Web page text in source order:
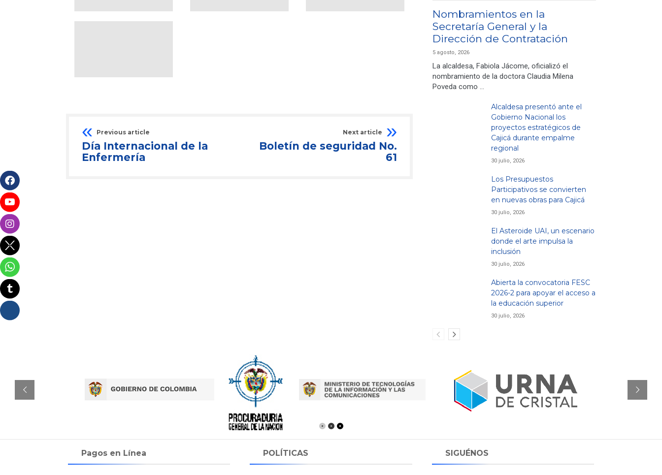
Previous article
Día Internacional de la
Enfermería
Next article
Boletín de seguridad No.
61
Nombramientos en la
Secretaría General y la
Dirección de Contratación
5 agosto, 2026
La alcaldesa, Fabiola Jácome, oficializó el
nombramiento de la doctora Claudia Milena
Poveda como …
Alcaldesa presentó ante el
Gobierno Nacional los
proyectos estratégicos de
Cajicá durante empalme
regional
30 julio, 2026
Los Presupuestos
Participativos se convierten
en nuevas obras para Cajicá
30 julio, 2026
El Asteroide UAI, un escenario
donde el arte impulsa la
inclusión
30 julio, 2026
Abierta la convocatoria FESC
2026-2 para apoyar el acceso a
la educación superior
30 julio, 2026
Pagos en Línea POLÍTICAS SIGUÉNOS